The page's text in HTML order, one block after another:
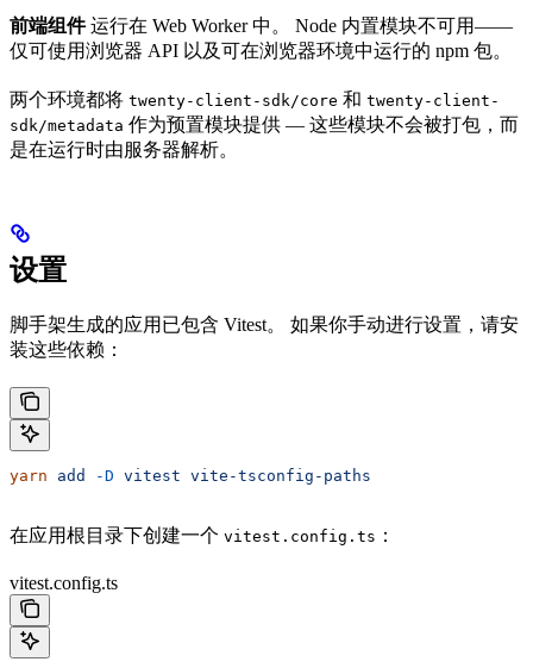
前端组件运行在 Web Worker 中。 Node 内置模块不可用——
仅可使用浏览器 API 以及可在浏览器环境中运行的 npm 包。
两个环境都将 twenty-client-sdk/core 和 twenty-client-
sdk/metadata 作为预置模块提供 — 这些模块不会被打包，而
是在运行时由服务器解析。
设置
脚手架生成的应用已包含 Vitest。 如果你手动进行设置，请安
装这些依赖：
yarn add -D vitest vite-tsconfig-paths
在应用根目录下创建一个 vitest.config.ts ：
vitest.config.ts